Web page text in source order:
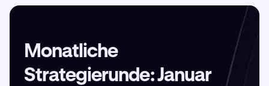
Monatliche
Strategierunde: Januar